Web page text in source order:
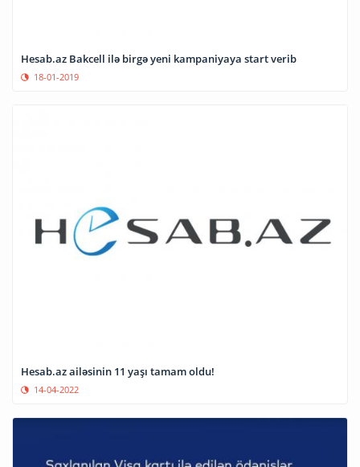
Hesab.az Bakcell ilə birgə yeni kampaniyaya start verib
18-01-2019
Hesab.az ailəsinin 11 yaşı tamam oldu!
14-04-2022